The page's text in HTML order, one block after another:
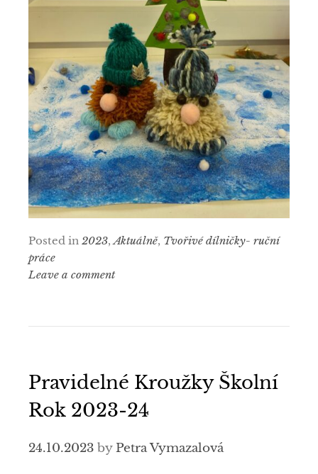
Posted in 2023, Aktuálně, Tvořivé dílničky- ruční
práce
Leave a comment
Pravidelné Kroužky Školní
Rok 2023-24
24.10.2023 byPetra Vymazalová